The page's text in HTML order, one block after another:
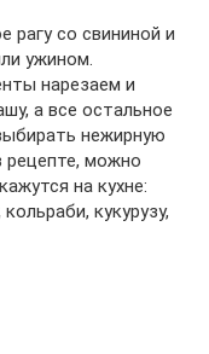
рагу со свининой и
ужином.
нарезаем и
а все остальное
нежирную
рецепте, можно
на кухне:
кукурузу,